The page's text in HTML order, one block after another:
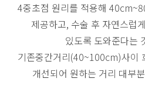
4중초점 원리를 적용해
제공하고, 수술 후 자연스럽
있도록 도와준다는
기존중간거리(40~100cm)사이
개선되어 원하는 거리 대부